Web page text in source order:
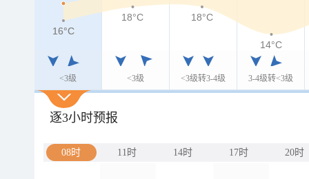
<3级 <3级 <3级转3-4级 3-4级转<3级
16°C
16°C
18°C 18°C
14°C
逐3小时预报
08时 11时 14时 17时 20时